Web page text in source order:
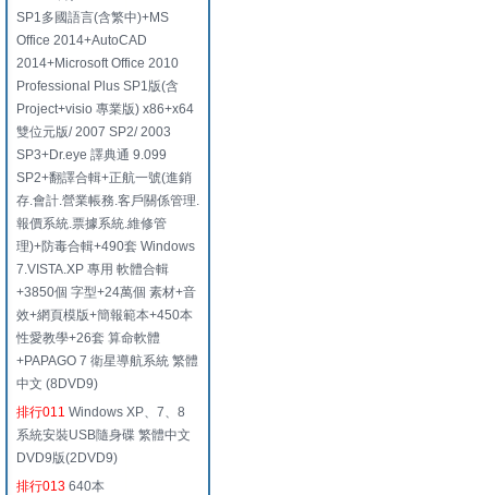
SP1多國語言(含繁中)+MS
Office 2014+AutoCAD
2014+Microsoft Office 2010
Professional Plus SP1版(含
Project+visio 專業版) x86+x64
雙位元版/ 2007 SP2/ 2003
SP3+Dr.eye 譯典通 9.099
SP2+翻譯合輯+正航一號(進銷
存.會計.營業帳務.客戶關係管理.
報價系統.票據系統.維修管
理)+防毒合輯+490套 Windows
7.VISTA.XP 專用 軟體合輯
+3850個 字型+24萬個 素材+音
效+網頁模版+簡報範本+450本
性愛教學+26套 算命軟體
+PAPAGO 7 衛星導航系統 繁體
中文 (8DVD9)
排行011 Windows XP、7、8
系統安裝USB隨身碟 繁體中文
DVD9版(2DVD9)
排行013 640本